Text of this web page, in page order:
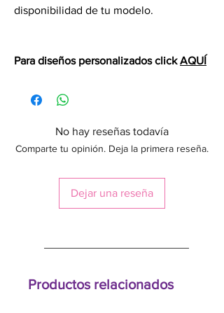
disponibilidad de tu modelo.
Para diseños personalizados clickAQUÍ
No hay reseñas todavía
Comparte tu opinión. Deja la primera reseña.
Dejar una reseña
Productos relacionados